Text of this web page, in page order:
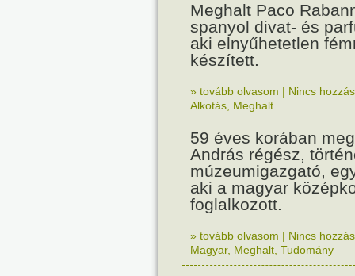
Meghalt Paco
spanyol divat- és
aki elnyűhetetlen
készített.
» tovább olvasom | Nincs
Alkotás Meghalt
59 éves korában
András régész,
múzeumigazgató,
aki a magyar
foglalkozott.
» tovább olvasom | Nincs
Magyar, Meghalt Tudomány